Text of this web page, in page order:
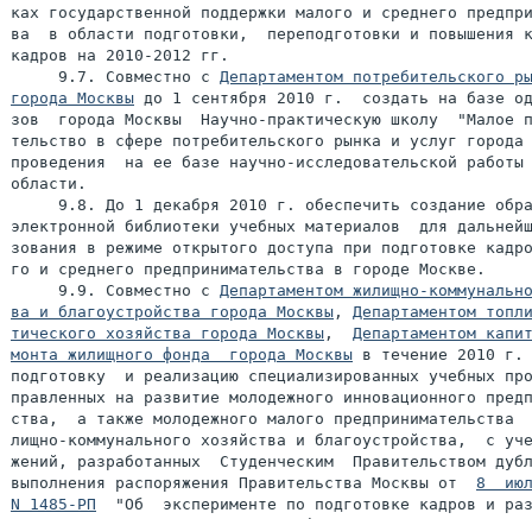
ках государственной поддержки малого и среднего
ва  в области подготовки,  переподготовки и повышения
кадров на 2010-2012 гг.
     9.7. Совместно с
Департаментом потребительского
города Москвы до 1 сентября 2010 г.  создать на базе
зов  города Москвы  Научно-практическую школу  "Малое
тельство в сфере потребительского рынка и услуг
проведения  на ее базе научно-исследовательской работы
области.
9.8. До 1 декабря 2010 г. обеспечить создание
электронной библиотеки учебных материалов  для
зования в режиме открытого доступа при подготовке
го и среднего предпринимательства в городе Москве.
     9.9. Совместно с
Департаментом жилищно-
ва и благоустройства города Москвы , Департаментом
тического хозяйства города Москвы , Департаментом
монта жилищного фонда  города Москвы в течение 2010 г.
подготовку  и реализацию специализированных учебных
правленных на развитие молодежного инновационного
ства,  а также молодежного малого
лищно-коммунального хозяйства и благоустройства,  с
жений, разработанных  Студенческим  Правительством
выполнения распоряжения Правительства Москвы от 8
N 1485-РП
"Об  эксперименте по подготовке кадров и